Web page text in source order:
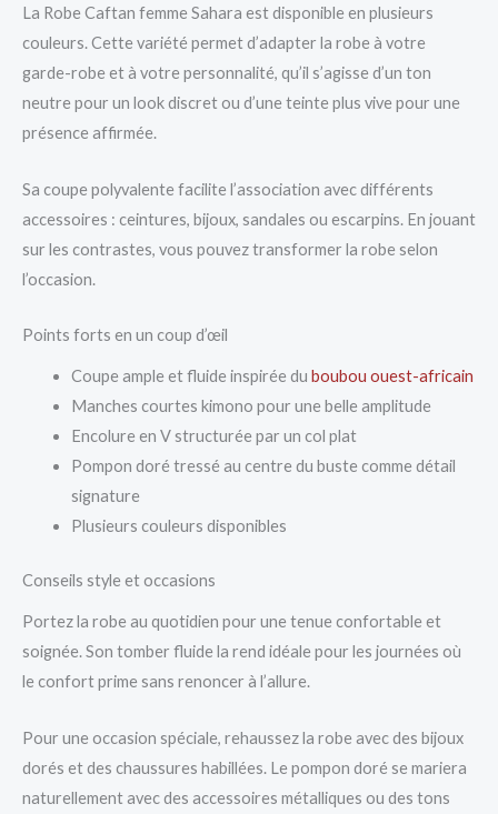
La Robe Caftan femme Sahara est disponible en plusieurs
couleurs. Cette variété permet d’adapter la robe à votre
garde-robe et à votre personnalité, qu’il s’agisse d’un ton
neutre pour un look discret ou d’une teinte plus vive pour une
présence affirmée.
Sa coupe polyvalente facilite l’association avec différents
accessoires : ceintures, bijoux, sandales ou escarpins. En jouant
sur les contrastes, vous pouvez transformer la robe selon
l’occasion.
Points forts en un coup d’œil
Coupe ample et fluide inspirée du boubou ouest-africain
Manches courtes kimono pour une belle amplitude
Encolure en V structurée par un col plat
Pompon doré tressé au centre du buste comme détail
signature
Plusieurs couleurs disponibles
Conseils style et occasions
Portez la robe au quotidien pour une tenue confortable et
soignée. Son tomber fluide la rend idéale pour les journées où
le confort prime sans renoncer à l’allure.
Pour une occasion spéciale, rehaussez la robe avec des bijoux
dorés et des chaussures habillées. Le pompon doré se mariera
naturellement avec des accessoires métalliques ou des tons